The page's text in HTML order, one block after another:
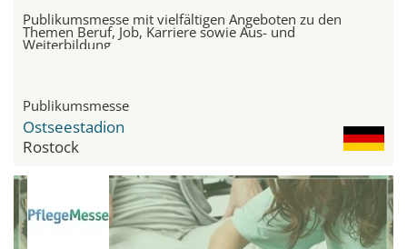
Publikumsmesse mit vielfältigen Angeboten zu den
Themen Beruf, Job, Karriere sowie Aus- und
Weiterbildung
Publikumsmesse
Ostseestadion
Rostock